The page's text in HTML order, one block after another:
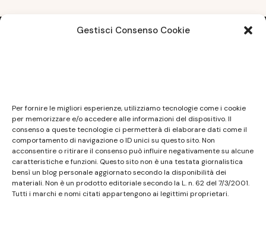
Gestisci Consenso Cookie
Per fornire le migliori esperienze, utilizziamo tecnologie come i cookie
per memorizzare e/o accedere alle informazioni del dispositivo. Il
consenso a queste tecnologie ci permetterà di elaborare dati come il
comportamento di navigazione o ID unici su questo sito. Non
acconsentire o ritirare il consenso può influire negativamente su alcune
caratteristiche e funzioni. Questo sito non è una testata giornalistica
bensì un blog personale aggiornato secondo la disponibilità dei
materiali. Non è un prodotto editoriale secondo la L. n. 62 del 7/3/2001.
Tutti i marchi e nomi citati appartengono ai legittimi proprietari.
non ha carattere periodico essendo aggiornato
secondo la disponibilità e la reperibilità dei materiali.
Pertanto non può essere considerato in alcun modo
un prodotto editoriale ai sensi della L. n. 62 del
7/3/2001. Tutti i marchi riportati appartengono ai
legittimi proprietari; marchi di terzi, nomi di prodotti,